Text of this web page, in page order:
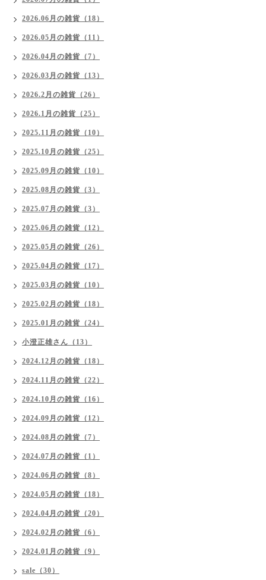
2026.06月の雑貨（18）
2026.05月の雑貨（11）
2026.04月の雑貨（7）
2026.03月の雑貨（13）
2026.2月の雑貨（26）
2026.1月の雑貨（25）
2025.11月の雑貨（10）
2025.10月の雑貨（25）
2025.09月の雑貨（10）
2025.08月の雑貨（3）
2025.07月の雑貨（3）
2025.06月の雑貨（12）
2025.05月の雑貨（26）
2025.04月の雑貨（17）
2025.03月の雑貨（10）
2025.02月の雑貨（18）
2025.01月の雑貨（24）
小澄正雄さん（13）
2024.12月の雑貨（18）
2024.11月の雑貨（22）
2024.10月の雑貨（16）
2024.09月の雑貨（12）
2024.08月の雑貨（7）
2024.07月の雑貨（1）
2024.06月の雑貨（8）
2024.05月の雑貨（18）
2024.04月の雑貨（20）
2024.02月の雑貨（6）
2024.01月の雑貨（9）
sale（30）